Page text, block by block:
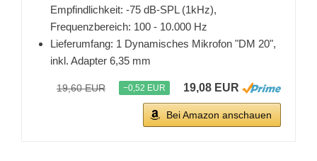
Empfindlichkeit: -75 dB-SPL (1kHz),
Frequenzbereich: 100 - 10.000 Hz
Lieferumfang: 1 Dynamisches Mikrofon "DM 20",
inkl. Adapter 6,35 mm
19,60 EUR −0,52 EUR 19,08 EUR
Bei Amazon anschauen